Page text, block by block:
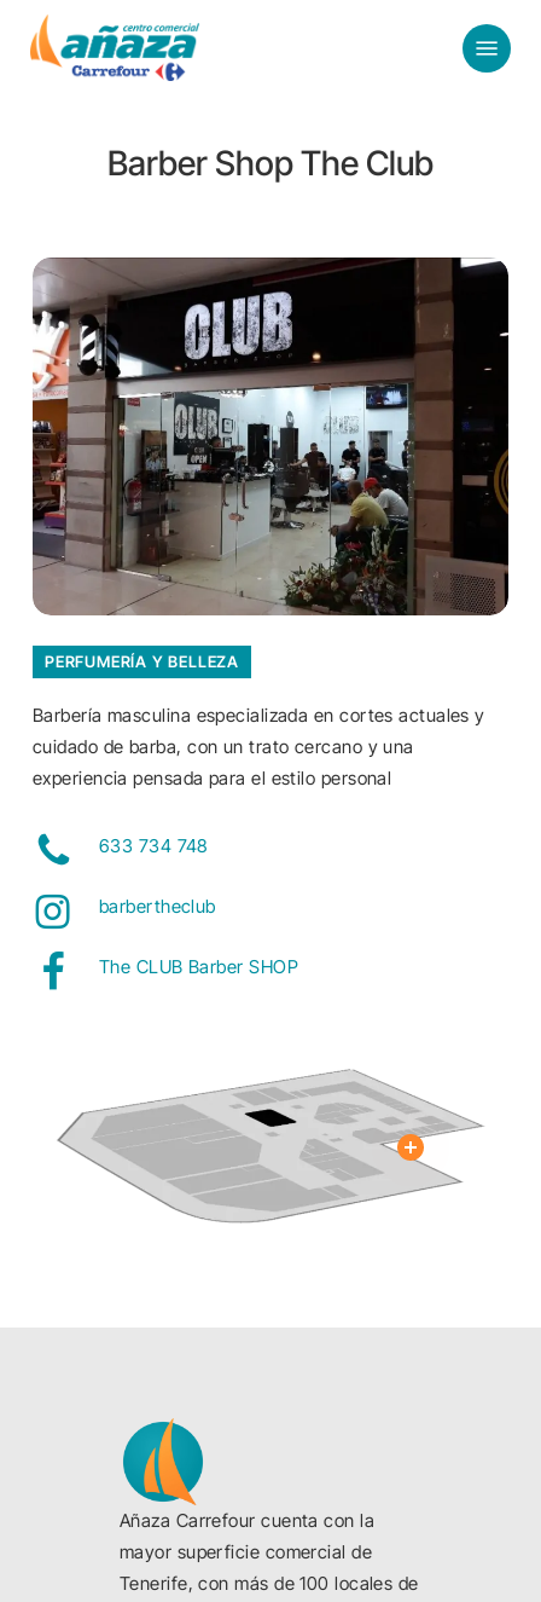
Menu
Barber Shop The Club
PERFUMERÍA Y BELLEZA
Barbería masculina especializada en cortes actuales y
cuidado de barba, con un trato cercano y una
experiencia pensada para el estilo personal
633 734 748
barbertheclub
The CLUB Barber SHOP
Añaza Carrefour cuenta con la
mayor superficie comercial de
Tenerife, con más de 100 locales de